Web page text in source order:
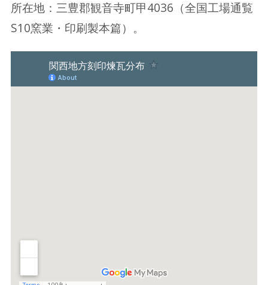
所在地：三豊郡観音寺町甲4036（全国工場通覧
S10窯業・印刷製本篇）。